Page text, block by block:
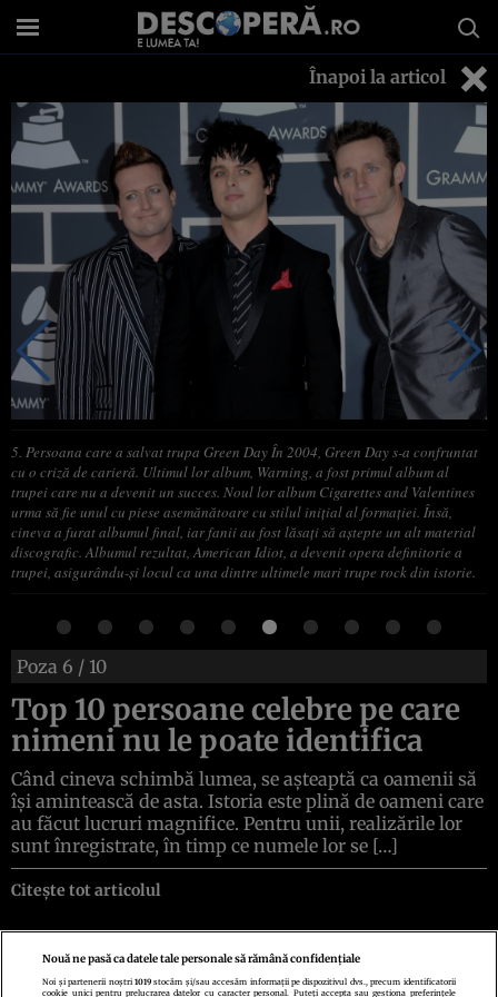
Înapoi la articol
5. Persoana care a salvat trupa Green Day În 2004, Green Day s-a confruntat
cu o criză de carieră. Ultimul lor album, Warning, a fost primul album al
trupei care nu a devenit un succes. Noul lor album Cigarettes and Valentines
urma să fie unul cu piese asemănătoare cu stilul inițial al formației. Însă,
cineva a furat albumul final, iar fanii au fost lăsați să aștepte un alt material
discografic. Albumul rezultat, American Idiot, a devenit opera definitorie a
trupei, asigurându-și locul ca una dintre ultimele mari trupe rock din istorie.
Poza 6 / 10
Top 10 persoane celebre pe care
nimeni nu le poate identifica
Când cineva schimbă lumea, se așteaptă ca oamenii să
își amintească de asta. Istoria este plină de oameni care
au făcut lucruri magnifice. Pentru unii, realizările lor
sunt înregistrate, în timp ce numele lor se […]
Citește tot articolul
Nouă ne pasă ca datele tale personale să rămână confidențiale
Noi și partenerii noștri1019 stocăm și/sau accesăm informații pe dispozitivul dvs., precum identificatorii
cookie unici pentru prelucrarea datelor cu caracter personal. Puteți accepta sau gestiona preferințele